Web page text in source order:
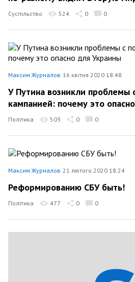
Суспільство 524 0 0
Максим Журналов 16 квітня 2020 18:48
У Путина возникли проблемы
кампанией: почему это
Політика 503 0 0
Максим Журналов 21 лютого 2020 18:24
Реформированию СБУ быть!
Політика 477 0 0